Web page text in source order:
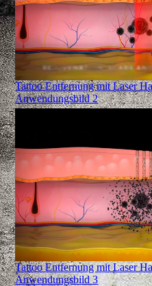
Tattoo Entfernung mit Laser
Anwendungsbild 2
Tattoo Entfernung mit Laser
Anwendungsbild 3